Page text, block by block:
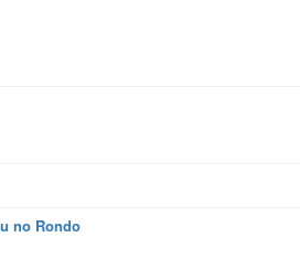
no Rondo